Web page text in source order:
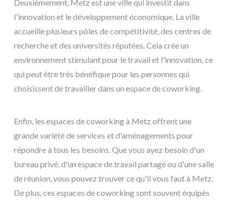
Deuxièmement, Metz est une ville qui investit dans
l'innovation et le développement économique. La ville
accueille plusieurs pôles de compétitivité, des centres de
recherche et des universités réputées. Cela crée un
environnement stimulant pour le travail et l'innovation, ce
qui peut être très bénéfique pour les personnes qui
choisissent de travailler dans un espace de coworking.
Enfin, les espaces de coworking à Metz offrent une
grande variété de services et d'aménagements pour
répondre à tous les besoins. Que vous ayez besoin d'un
bureau privé, d'un espace de travail partagé ou d'une salle
de réunion, vous pouvez trouver ce qu'il vous faut à Metz.
De plus, ces espaces de coworking sont souvent équipés